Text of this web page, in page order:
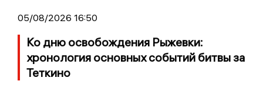
05/08/2026 16:50
Ко дню освобождения Рыжевки:
хронология основных событий битвы за
Теткино